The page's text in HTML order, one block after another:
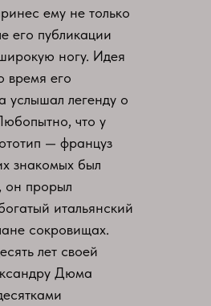
ему не только
его публикации
ногу. Идея
время его
легенду о
что у
— француз
знакомых был
он прорыл
итальянский
сокровищах.
лет своей
Дюма